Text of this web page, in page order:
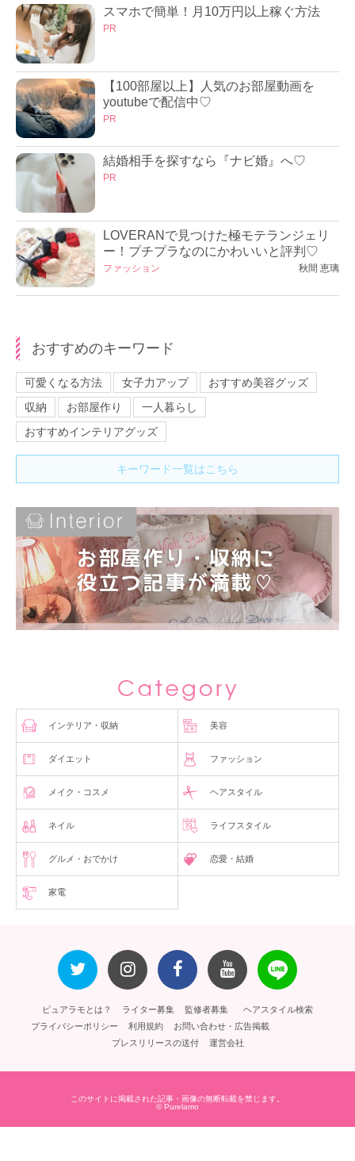
スマホで簡単！月10万円以上稼ぐ方法
PR
【100部屋以上】人気のお部屋動画を
youtubeで配信中♡
PR
結婚相手を探すなら『ナビ婚』へ♡
PR
LOVERANで見つけた極モテランジェリ
ー！プチプラなのにかわいいと評判♡
ファッション 秋間 恵璃
おすすめのキーワード
可愛くなる方法 女子力アップ
おすすめ美容グッズ
収納
お部屋作り
一人暮らし
おすすめインテリアグッズ
キーワード一覧はこちら
インテリア・収納 美容
ダイエット ファッション
メイク・コスメ ヘアスタイル
ネイル ライフスタイル
グルメ・おでかけ 恋愛・結婚
家電
ピュアラモとは？ ライター募集 監修者募集
ヘアスタイル検索
プライバシーポリシー
利用規約
お問い合わせ・広告掲載
プレスリリースの送付
運営会社
このサイトに掲載された記事・画像の無断転載を禁じます。
© Purelamo